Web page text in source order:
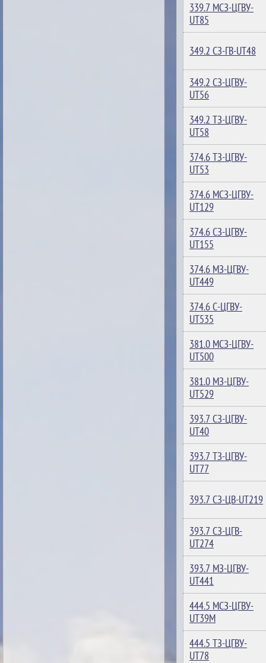
339.7 МСЗ-ЦГВУ-
UT85
349.2 СЗ-ГВ-UT48
349.2 СЗ-ЦГВУ-
UT56
349.2 ТЗ-ЦГВУ-
UT58
374.6 ТЗ-ЦГВУ-
UT53
374.6 МСЗ-ЦГВУ-
UT129
374.6 СЗ-ЦГВУ-
UT155
374.6 МЗ-ЦГВУ-
UT449
374.6 С-ЦГВУ-
UT535
381.0 МСЗ-ЦГВУ-
UT500
381.0 МЗ-ЦГВУ-
UT529
393.7 СЗ-ЦГВУ-
UT40
393.7 ТЗ-ЦГВУ-
UT77
393.7 СЗ-ЦВ-UT219
393.7 СЗ-ЦГВ-
UT274
393.7 МЗ-ЦГВУ-
UT441
444.5 МСЗ-ЦГВУ-
UT39M
444.5 ТЗ-ЦГВУ-
UT78